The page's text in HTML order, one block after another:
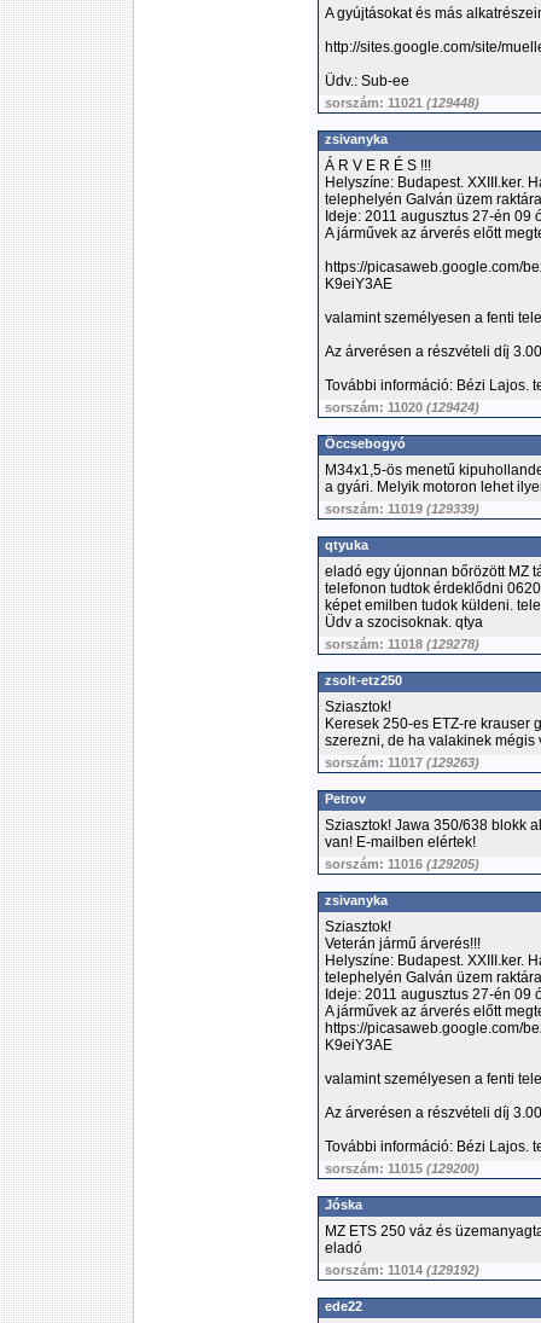
A gyújtásokat és más
http://sites.google.com/site/
Üdv.: Sub-ee
sorszám: 11021 (129448)
zsivanyka
Á R V E R É S !!!
Helyszíne: Budapest. XXIII.ker.
telephelyén Galván üzem
Ideje: 2011 augusztus 27-én 09
A járművek az árverés előtt
https://picasaweb.google.com/
K9eiY3AE
valamint személyesen a fenti
Az árverésen a részvételi díj
További információ: Bézi Lajos.
sorszám: 11020 (129424)
Öccsebogyó
M34x1,5-ös menetű
a gyári. Melyik motoron lehet
sorszám: 11019 (129339)
qtyuka
eladó egy újonnan bőrözött MZ
telefonon tudtok érdeklődni
képet emilben tudok küldeni.
Üdv a szocisoknak. qtya
sorszám: 11018 (129278)
zsolt-etz250
Sziasztok!
Keresek 250-es ETZ-re krauser
szerezni, de ha valakinek
sorszám: 11017 (129263)
Petrov
Sziasztok! Jawa 350/638 blokk
van! E-mailben elértek!
sorszám: 11016 (129205)
zsivanyka
Sziasztok!
Veterán jármű árverés!!!
Helyszíne: Budapest. XXIII.ker.
telephelyén Galván üzem
Ideje: 2011 augusztus 27-én 09
A járművek az árverés előtt
https://picasaweb.google.com/
K9eiY3AE
valamint személyesen a fenti
Az árverésen a részvételi díj
További információ: Bézi Lajos.
sorszám: 11015 (129200)
Jóska
MZ ETS 250 váz és
eladó
sorszám: 11014 (129192)
ede22